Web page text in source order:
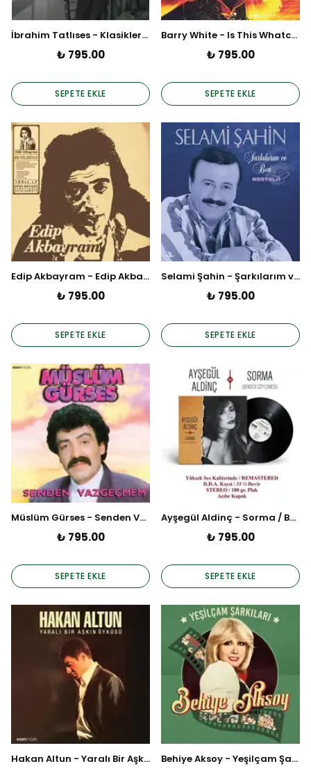
İbrahim Tatlıses - Klasikleri (Plak)
₺ 795.00
SEPETE EKLE
Barry White - Is This Whatcha Wont (Plak)
₺ 795.00
SEPETE EKLE
Edip Akbayram - Edip Akbayram (Plak)
₺ 795.00
SEPETE EKLE
Selami Şahin - Şarkılarım ve Ben / Nostalji (Plak)
₺ 795.00
SEPETE EKLE
Müslüm Gürses - Senden Vazgeçmem (Plak)
₺ 795.00
SEPETE EKLE
Ayşegül Aldinç - Sorma / Benden Söylemesi (Poster Hediyeli Plak)
₺ 795.00
SEPETE EKLE
Hakan Altun - Yaralı Bir Aşkın Öyküsü (Plak) Behiye Aksoy - Yeşilçam Şarkıları (Plak)